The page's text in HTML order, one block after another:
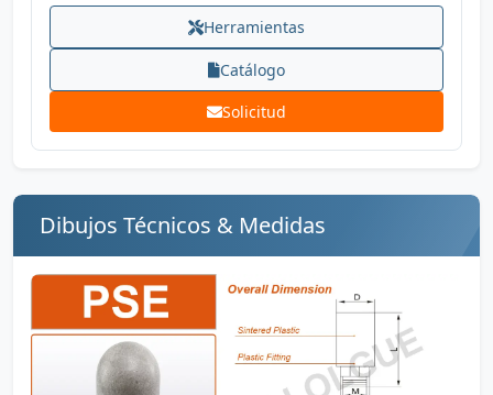
Herramientas
Catálogo
Solicitud
Dibujos Técnicos & Medidas